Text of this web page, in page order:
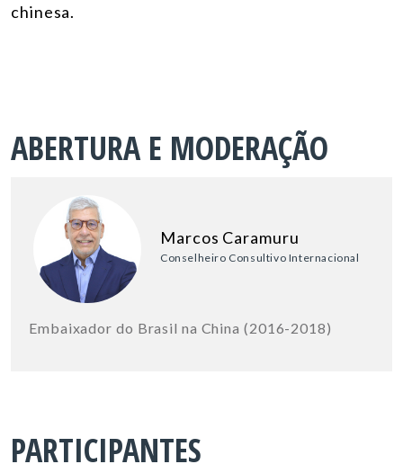
chinesa.
ABERTURA E MODERAÇÃO
Marcos Caramuru
Conselheiro Consultivo Internacional
Embaixador do Brasil na China (2016-2018)
PARTICIPANTES